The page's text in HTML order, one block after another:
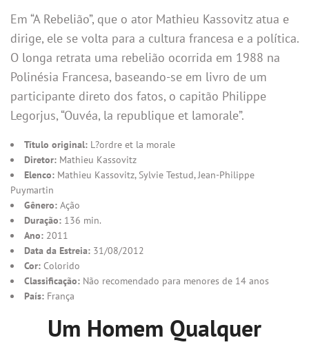
Em “A Rebelião”, que o ator Mathieu Kassovitz atua e
dirige, ele se volta para a cultura francesa e a política.
O longa retrata uma rebelião ocorrida em 1988 na
Polinésia Francesa, baseando-se em livro de um
participante direto dos fatos, o capitão Philippe
Legorjus, “Ouvéa, la republique et lamorale”.
Título original: L?ordre et la morale
Diretor: Mathieu Kassovitz
Elenco: Mathieu Kassovitz, Sylvie Testud, Jean-Philippe
Puymartin
Gênero: Ação
Duração: 136 min.
Ano: 2011
Data da Estreia: 31/08/2012
Cor: Colorido
Classificação: Não recomendado para menores de 14 anos
País: França
Um Homem Qualquer